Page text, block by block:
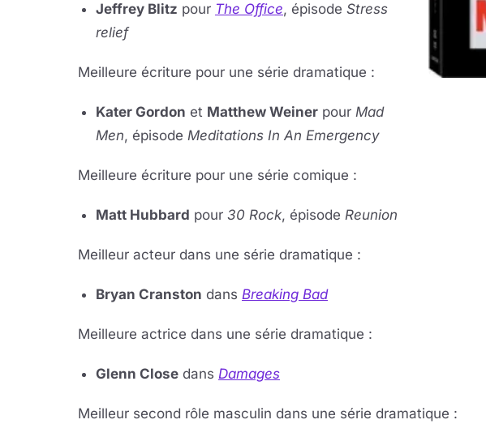
Jeffrey Blitz pour The Office, épisode Stress
relief
Meilleure écriture pour une série dramatique :
Kater Gordon et Matthew Weiner pour Mad
Men, épisode Meditations In An Emergency
Meilleure écriture pour une série comique :
Matt Hubbard pour 30 Rock, épisode Reunion
Meilleur ac­teur dans une série dra­ma­tique :
Bryan Crans­ton dans Brea­king Bad
Meilleure ac­trice dans une série dra­ma­tique :
Glenn Close dans Da­mages
Meilleur se­cond rôle mas­cu­lin dans une série dra­ma­tique :